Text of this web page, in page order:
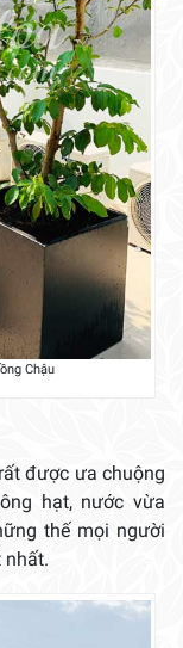
Chậu
được ưa chuộng
hạt, nước vừa
thế mọi người
nhất.